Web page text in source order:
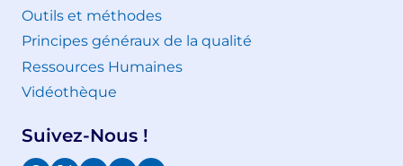
Outils et méthodes
Principes généraux de la qualité
Ressources Humaines
Vidéothèque
Suivez-Nous !